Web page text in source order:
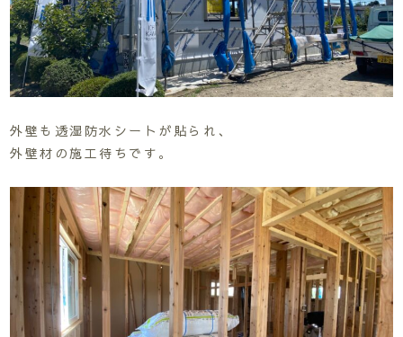
外壁も透湿防水シートが貼られ、
外壁材の施工待ちです。